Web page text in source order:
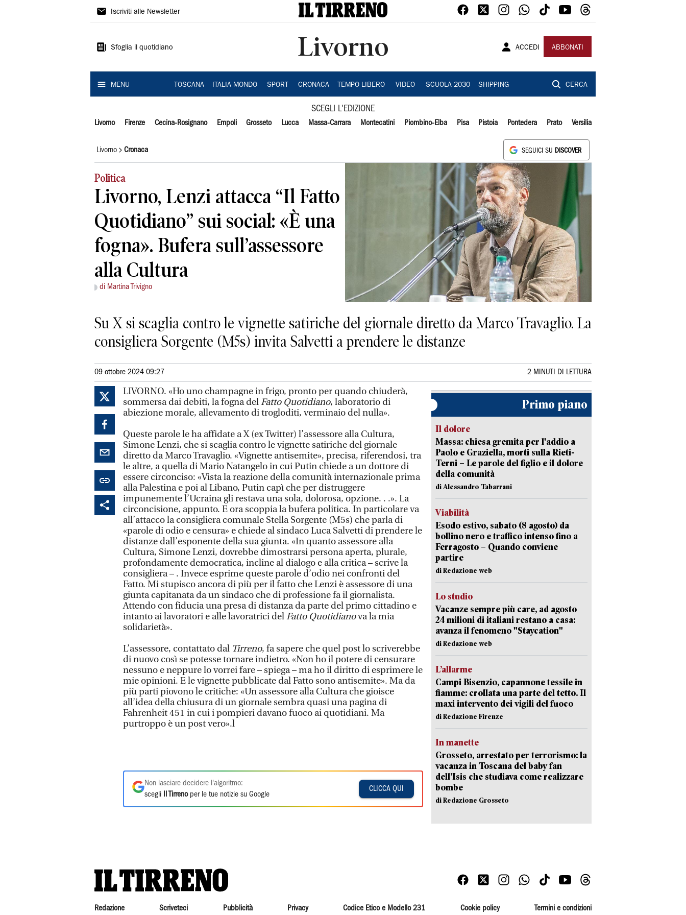
Il
Iscriviti alle Newsletter
Sfoglia il quotidiano Livorno ACCEDI ABBONATI
MENU TOSCANA ITALIA MONDO SPORT CRONACA TEMPO LIBERO VIDEO SCUOLA 2030 SHIPPING CERCA
SCEGLI L'EDIZIONE
Livorno Firenze Cecina-Rosignano Empoli Grosseto Lucca Massa-Carrara Montecatini Piombino-Elba Pisa Pistoia Pontedera Prato Versilia
Livorno Cronaca SEGUICI SU DISCOVER
Politica
Livorno, Lenzi attacca “Il Fatto
Quotidiano” sui social: «È una
fogna». Bufera sull’assessore
alla Cultura
di Martina Trivigno
Su X si scaglia contro le vignette satiriche del giornale diretto da Marco Travaglio. La
consigliera Sorgente (M5s) invita Salvetti a prendere le distanze
09 ottobre 2024 09:27 2 MINUTI DI LETTURA
LIVORNO. «Ho uno champagne in frigo, pronto per quando chiuderà,
sommersa dai debiti, la fogna delFatto Quotidiano, laboratorio di
abiezione morale, allevamento di trogloditi, verminaio del nulla».
Queste parole le ha affidate a X (ex Twitter) l’assessore alla Cultura,
Simone Lenzi, che si scaglia contro le vignette satiriche del giornale
diretto da Marco Travaglio. «Vignette antisemite», precisa, riferendosi, tra
le altre, a quella di Mario Natangelo in cui Putin chiede a un dottore di
essere circonciso: «Vista la reazione della comunità internazionale prima
alla Palestina e poi al Libano, Putin capì che per distruggere
impunemente l’Ucraina gli restava una sola, dolorosa, opzione. . .». La
circoncisione, appunto. E ora scoppia la bufera politica. In particolare va
all’attacco la consigliera comunale Stella Sorgente (M5s) che parla di
«parole di odio e censura» e chiede al sindaco Luca Salvetti di prendere le
distanze dall’esponente della sua giunta. «In quanto assessore alla
Cultura, Simone Lenzi, dovrebbe dimostrarsi persona aperta, plurale,
profondamente democratica, incline al dialogo e alla critica – scrive la
consigliera – . Invece esprime queste parole d’odio nei confronti del
Fatto. Mi stupisco ancora di più per il fatto che Lenzi è assessore di una
giunta capitanata da un sindaco che di professione fa il giornalista.
Attendo con fiducia una presa di distanza da parte del primo cittadino e
intanto ai lavoratori e alle lavoratrici delFatto Quotidianova la mia
solidarietà».
L’assessore, contattato dal Tirreno, fa sapere che quel post lo scriverebbe
di nuovo così se potesse tornare indietro. «Non ho il potere di censurare
nessuno e neppure lo vorrei fare – spiega – ma ho il diritto di esprimere le
mie opinioni. E le vignette pubblicate dal Fatto sono antisemite». Ma da
più parti piovono le critiche: «Un assessore alla Cultura che gioisce
all’idea della chiusura di un giornale sembra quasi una pagina di
Fahrenheit 451 in cui i pompieri davano fuoco ai quotidiani. Ma
purtroppo è un post vero».l
Non lasciare decidere l'algoritmo:
scegli
Il Tirrenoper le tue notizie su Google
CLICCA QUI
Primo piano
Il dolore
Massa: chiesa gremita per l'addio a
Paolo e Graziella, morti sulla Rieti-
Terni – Le parole del figlio e il dolore
della comunità
di Alessandro Tabarrani
Viabilità
Esodo estivo, sabato (8 agosto) da
bollino nero e traffico intenso fino a
Ferragosto – Quando conviene
partire
di Redazione web
Lo studio
Vacanze sempre più care, ad agosto
24 milioni di italiani restano a casa:
avanza il fenomeno "Staycation"
di Redazione web
L’allarme
Campi Bisenzio, capannone tessile in
fiamme: crollata una parte del tetto. Il
maxi intervento dei vigili del fuoco
di Redazione Firenze
In manette
Grosseto, arrestato per terrorismo: la
vacanza in Toscana del baby fan
dell’Isis che studiava come realizzare
bombe
di Redazione Grosseto
Redazione Scriveteci Pubblicità Privacy Codice Etico e Modello 231 Cookie policy Termini e condizioni